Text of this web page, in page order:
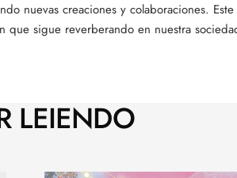
nuevas creaciones y colaboraciones.
que sigue reverberando en nuestra
LEIENDO